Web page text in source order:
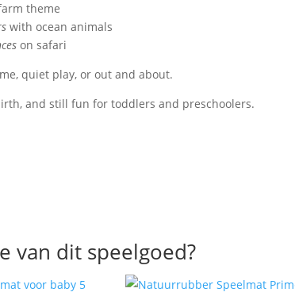
theme
with ocean animals
on safari
quiet play, or out and about.
and still fun for toddlers and preschoolers.
van dit speelgoed?